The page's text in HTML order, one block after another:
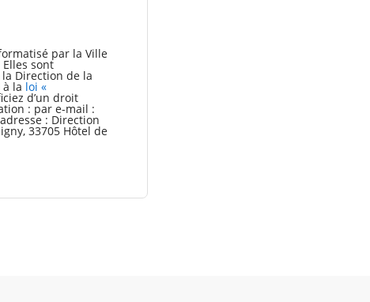
par la Ville
sont
Direction de la
la loi «
d’un droit
: par e-mail :
: Direction
33705 Hôtel de